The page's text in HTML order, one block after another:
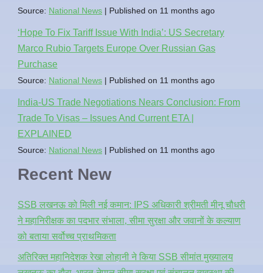
Source: National News Published on 11 months ago
‘Hope To Fix Tariff Issue With India’: US Secretary
Marco Rubio Targets Europe Over Russian Gas
Purchase
Source: National News Published on 11 months ago
India-US Trade Negotiations Nears Conclusion: From
Trade To Visas – Issues And Current ETA |
EXPLAINED
Source: National News Published on 11 months ago
Recent New
SSB लखनऊ को मिली नई कमान: IPS अधिकारी श्रीमती मीनू चौधरी
ने महानिरीक्षक का पदभार संभाला, सीमा सुरक्षा और जवानों के कल्याण
को बताया सर्वोच्च प्राथमिकता
अतिरिक्त महानिदेशक रेखा लोहानी ने किया SSB सीमांत मुख्यालय